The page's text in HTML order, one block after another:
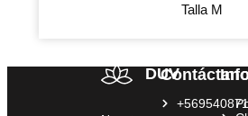
Talla M
DUV